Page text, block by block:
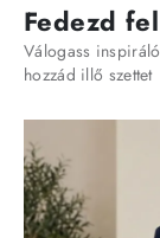
Fedezd
Válogass
hozzád illő szettet